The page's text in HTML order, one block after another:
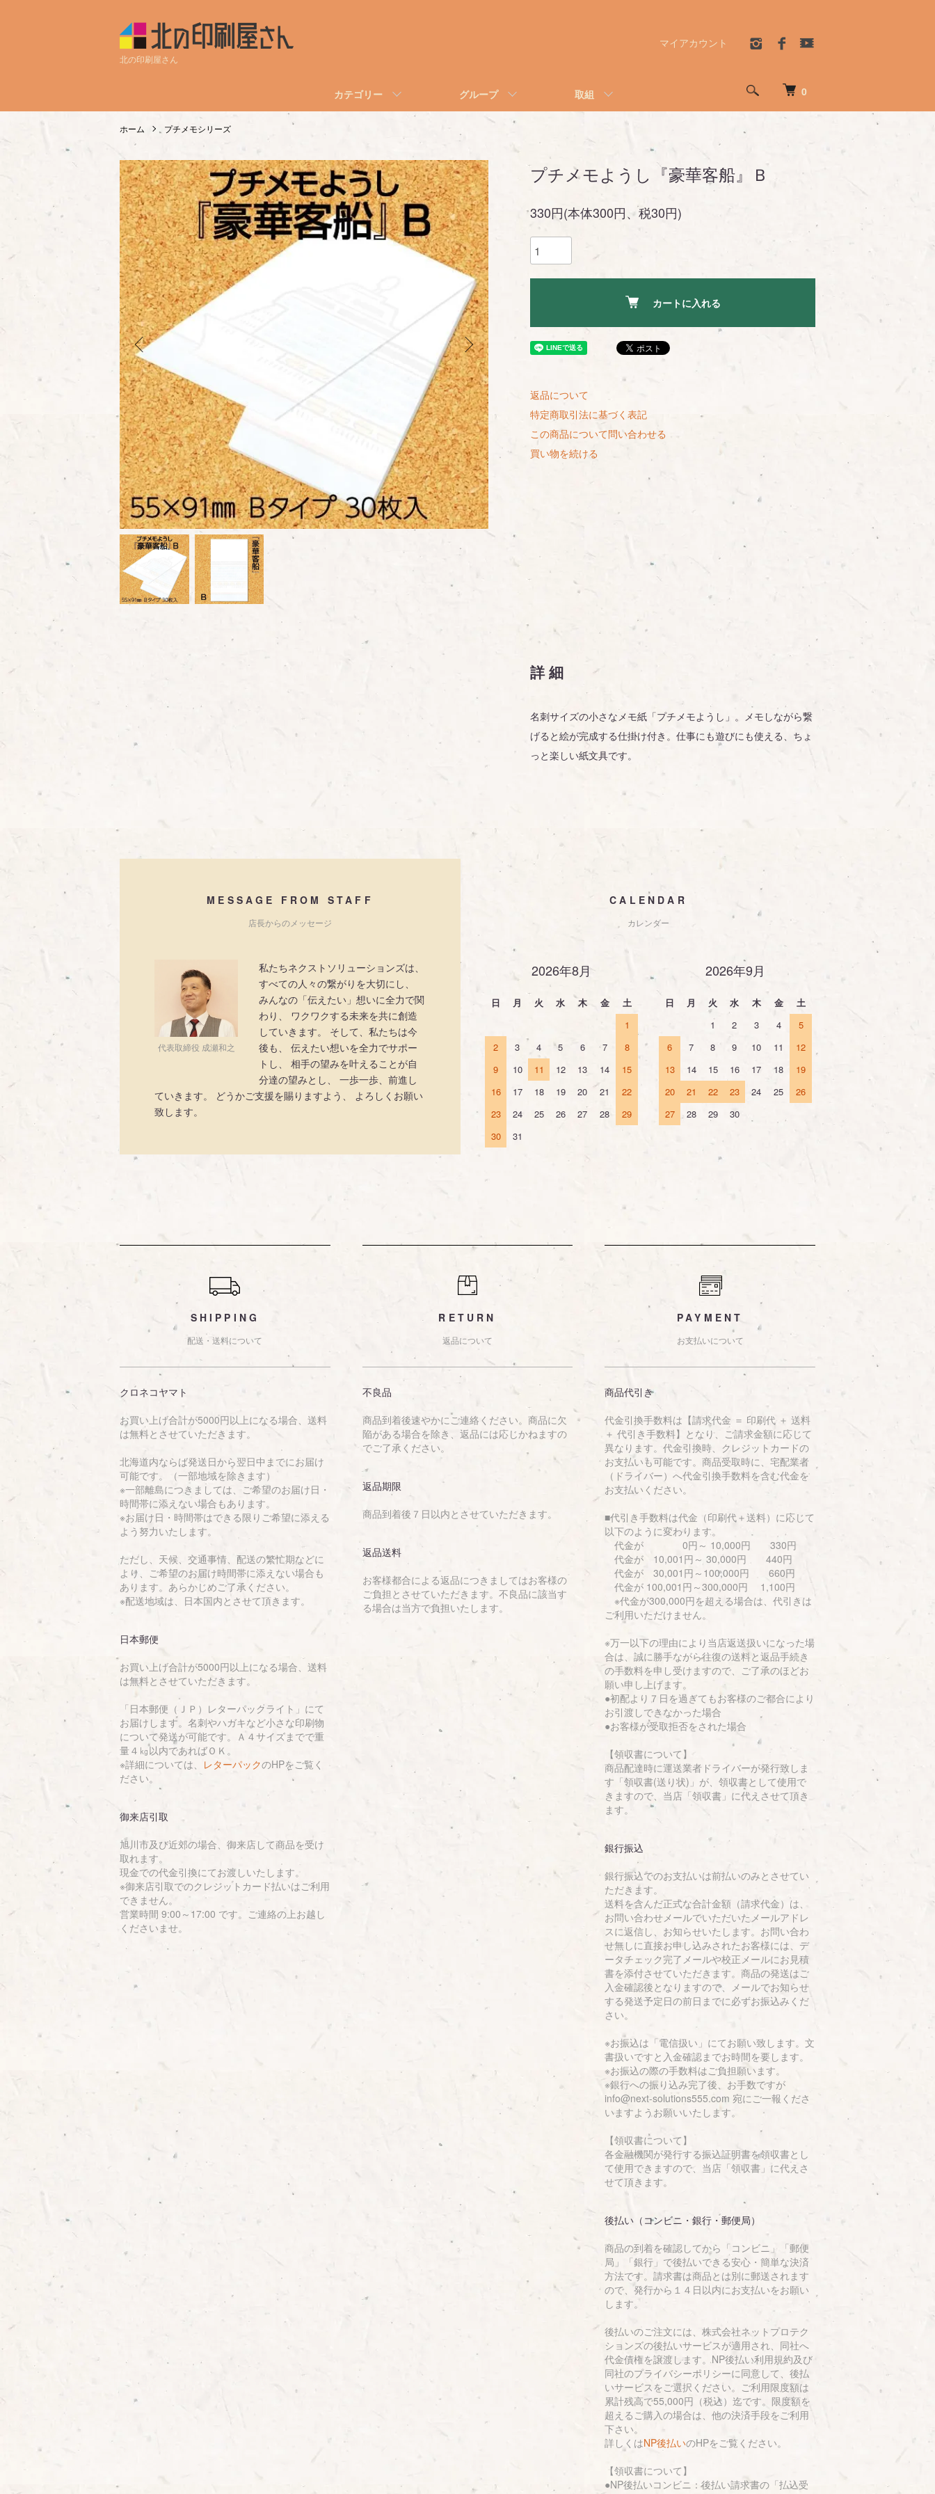
北の印刷屋さん
0
カテゴリー グループ 取組
マイアカウント
ホーム プチメモシリーズ
プチメモようし『豪華客船』Ｂ
330円(本体300円、税30円)
カートに入れる
返品について
特定商取引法に基づく表記
この商品について問い合わせる
買い物を続ける
詳細
名刺サイズの小さなメモ紙「プチメモようし」。メモしながら繋
げると絵が完成する仕掛け付き。仕事にも遊びにも使える、ちょ
っと楽しい紙文具です。
MESSAGE FROM STAFF
店長からのメッセージ
代表取締役 成瀬和之
私たちネクストソリューションズは、
すべての人々の繋がりを大切にし、
みんなの「伝えたい」想いに全力で関
わり、 ワクワクする未来を共に創造
していきます。 そして、私たちは今
後も、 伝えたい想いを全力でサポー
トし、 相手の望みを叶えることが自
分達の望みとし、 一歩一歩、前進し
ていきます。 どうかご支援を賜りますよう、 よろしくお願い
致します。
CALENDAR
カレンダー
2026年8月
日 月 火 水 木 金
土
1
2
3 4 5 6 7
8
9
10 11 12 13 14
15
16
17 18 19 20 21
22
23
24 25 26 27 28
29
30
31
2026年9月
日 月 火 水 木 金
土
1
2 3 4
5
6
7 8 9 10 11
12
13
14 15 16 17 18
19
20
21 22 23 24 25
26
27
28 29 30
SHIPPING
配送・送料について
クロネコヤマト
お買い上げ合計が5000円以上になる場合、送料
は無料とさせていただきます。
北海道内ならば発送日から翌日中までにお届け
可能です。（一部地域を除きます）
※一部離島につきましては、ご希望のお届け日・
時間帯に添えない場合もあります。
※お届け日・時間帯はできる限りご希望に添える
よう努力いたします。
ただし、天候、交通事情、配送の繁忙期などに
より、ご希望のお届け時間帯に添えない場合も
あります。あらかじめご了承ください。
※配送地域は、日本国内とさせて頂きます。
日本郵便
お買い上げ合計が5000円以上になる場合、送料
は無料とさせていただきます。
「日本郵便（ＪＰ）レターパックライト」にて
お届けします。名刺やハガキなど小さな印刷物
について発送が可能です。Ａ４サイズまでで重
量４㎏以内であればＯＫ。
※詳細については、 レターパックのHPをご覧く
ださい。
御来店引取
旭川市及び近郊の場合、御来店して商品を受け
取れます。
現金での代金引換にてお渡しいたします。
※御来店引取でのクレジットカード払いはご利用
できません。
営業時間 9:00～17:00 です。ご連絡の上お越し
くださいませ。
RETURN
返品について
不良品
商品到着後速やかにご連絡ください。商品に欠
陥がある場合を除き、返品には応じかねますの
でご了承ください。
返品期限
商品到着後７日以内とさせていただきます。
返品送料
お客様都合による返品につきましてはお客様の
ご負担とさせていただきます。不良品に該当す
る場合は当方で負担いたします。
PAYMENT
お支払いについて
商品代引き
代金引換手数料は【請求代金 ＝ 印刷代 ＋ 送料
＋ 代引き手数料】となり、ご請求金額に応じて
異なります。代金引換時、クレジットカードの
お支払いも可能です。商品受取時に、宅配業者
（ドライバー）へ代金引換手数料を含む代金を
お支払いください。
■代引き手数料は代金（印刷代＋送料）に応じて
以下のように変わります。
代金が 0円～ 10,000円 330円
代金が 10,001円～ 30,000円 440円
代金が 30,001円～100,000円 660円
代金が 100,001円～300,000円 1,100円
※代金が300,000円を超える場合は、代引きは
ご利用いただけません。
※万一以下の理由により当店返送扱いになった場
合は、誠に勝手ながら往復の送料と返品手続き
の手数料を申し受けますので、ご了承のほどお
願い申し上げます。
●初配より７日を過ぎてもお客様のご都合により
お引渡しできなかった場合
●お客様が受取拒否をされた場合
【領収書について】
商品配達時に運送業者ドライバーが発行致しま
す「領収書(送り状)」が、領収書として使用で
きますので、当店「領収書」に代えさせて頂き
ます。
銀行振込
銀行振込でのお支払いは前払いのみとさせてい
ただきます。
送料を含んだ正式な合計金額（請求代金）は、
お問い合わせメールでいただいたメールアドレ
スに返信し、お知らせいたします。お問い合わ
せ無しに直接お申し込みされたお客様には、デ
ータチェック完了メールや校正メールにお見積
書を添付させていただきます。商品の発送はご
入金確認後となりますので、メールでお知らせ
する発送予定日の前日までに必ずお振込みくだ
さい。
※お振込は「電信扱い」にてお願い致します。文
書扱いですと入金確認までお時間を要します。
※お振込の際の手数料はご負担願います。
※銀行への振り込み完了後、お手数ですが
info@next-solutions555.com 宛にご一報くださ
いますようお願いいたします。
【領収書について】
各金融機関が発行する振込証明書を領収書とし
て使用できますので、当店「領収書」に代えさ
せて頂きます。
後払い（コンビニ・銀行・郵便局）
商品の到着を確認してから「コンビニ」「郵便
局」「銀行」で後払いできる安心・簡単な決済
方法です。請求書は商品とは別に郵送されます
ので、発行から１４日以内にお支払いをお願い
します。
後払いのご注文には、株式会社ネットプロテク
ションズの後払いサービスが適用され、同社へ
代金債権を譲渡します。NP後払い利用規約及び
同社のプライバシーポリシーに同意して、後払
いサービスをご選択ください。ご利用限度額は
累計残高で55,000円（税込）迄です。限度額を
超えるご購入の場合は、他の決済手段をご利用
下さい。
詳しくはNP後払いのHPをご覧ください。
【領収書について】
●NP後払いコンビニ：後払い請求書の「払込受